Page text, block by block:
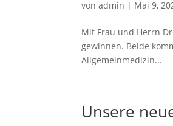
vonadmin | Mai 9,
Mit Frau und Herrn
gewinnen. Beide
Allgemeinmedizin...
Unsere